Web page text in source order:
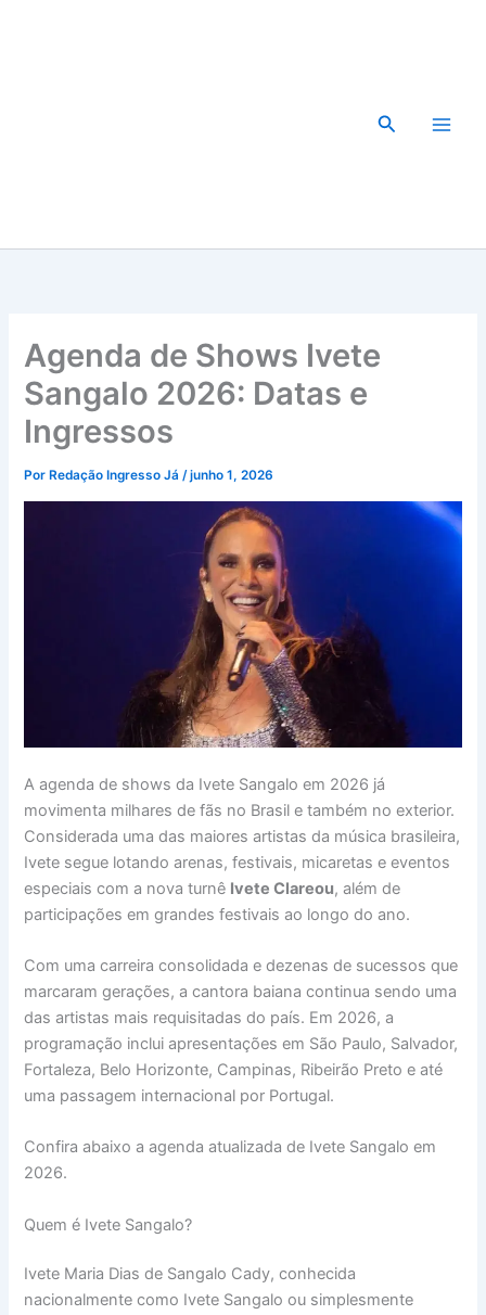
Pesquisar
Agenda de Shows Ivete
Sangalo 2026: Datas e
Ingressos
Por Redação Ingresso Já/junho 1, 2026
A agenda de shows da Ivete Sangalo em 2026 já
movimenta milhares de fãs no Brasil e também no exterior.
Considerada uma das maiores artistas da música brasileira,
Ivete segue lotando arenas, festivais, micaretas e eventos
especiais com a nova turnê Ivete Clareou, além de
participações em grandes festivais ao longo do ano.
Com uma carreira consolidada e dezenas de sucessos que
marcaram gerações, a cantora baiana continua sendo uma
das artistas mais requisitadas do país. Em 2026, a
programação inclui apresentações em São Paulo, Salvador,
Fortaleza, Belo Horizonte, Campinas, Ribeirão Preto e até
uma passagem internacional por Portugal.
Confira abaixo a agenda atualizada de Ivete Sangalo em
2026.
Quem é Ivete Sangalo?
Ivete Maria Dias de Sangalo Cady, conhecida
nacionalmente como Ivete Sangalo ou simplesmente